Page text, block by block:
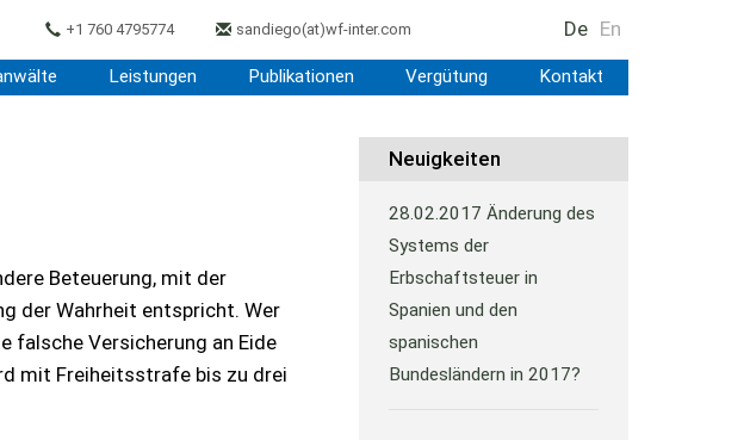
sandiego(at)wf-inter.com
+1 760 4795774 De En
Leistungen Publikationen Vergütung Kontakt
Beteuerung, mit der
der Wahrheit entspricht. Wer
falsche Versicherung an Eide
mit Freiheitsstrafe bis zu drei
Neuigkeiten
28.02.2017Änderung des
Systems der
Erbschaftsteuer in
Spanien und den
spanischen
Bundesländern in 2017?